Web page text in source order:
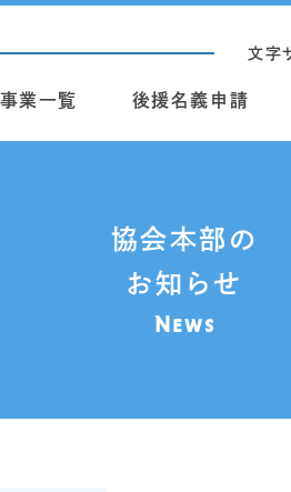
文字
事業一覧 後援名義申請
協会本部の
お知らせ
News